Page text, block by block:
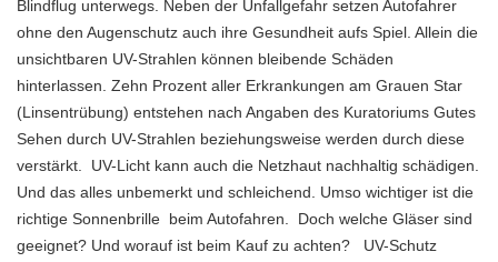
Blindflug unterwegs. Neben der Unfallgefahr setzen Autofahrer
ohne den Augenschutz auch ihre Gesundheit aufs Spiel. Allein die
unsichtbaren UV-Strahlen können bleibende Schäden
hinterlassen. Zehn Prozent aller Erkrankungen am Grauen Star
(Linsentrübung) entstehen nach Angaben des Kuratoriums Gutes
Sehen durch UV-Strahlen beziehungsweise werden durch diese
verstärkt. UV-Licht kann auch die Netzhaut nachhaltig schädigen.
Und das alles unbemerkt und schleichend. Umso wichtiger ist die
richtige Sonnenbrille beim Autofahren. Doch welche Gläser sind
geeignet? Und worauf ist beim Kauf zu achten? UV-Schutz